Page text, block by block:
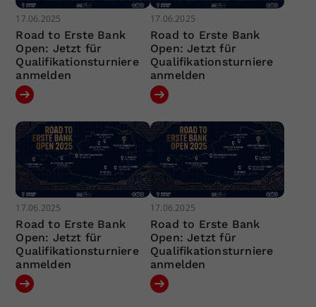
17.06.2025
Road to Erste Bank
Open: Jetzt für
Qualifikationsturniere
anmelden
17.06.2025
Road to Erste Bank
Open: Jetzt für
Qualifikationsturniere
anmelden
17.06.2025
Road to Erste Bank
Open: Jetzt für
Qualifikationsturniere
anmelden
17.06.2025
Road to Erste Bank
Open: Jetzt für
Qualifikationsturniere
anmelden